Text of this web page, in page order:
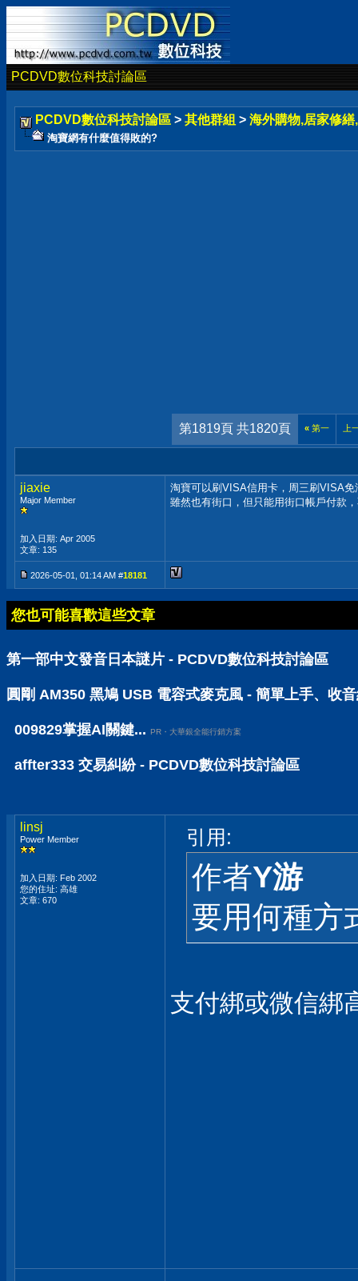
PCDVD數位科技討論區
PCDVD數位科技討論區 > 其他群組 > 海外購物,居家修
淘寶網有什麼值得敗的?
第1819頁 共1820頁 «第一 上
jiaxie
Major Member
加入日期: Apr 2005
文章: 135
淘寶可以刷VISA信用卡，周三刷VISA免
雖然也有街口，但只能用街口帳戶付款
2026-05-01, 01:14 AM #18181
您也可能喜歡這些文章
第一部中文發音日本謎片 - PCDVD數位科技討論區
圓剛 AM350 黑鳩 USB 電容式麥克風 - 簡單上手、收
009829掌握AI關鍵... PR・大華銀全能行銷方案
affter333 交易糾紛 - PCDVD數位科技討論區
linsj
Power Member
加入日期: Feb 2002
您的住址: 高雄
文章: 670
引用:
作者Y游
要用何種方
支付綁或微信綁